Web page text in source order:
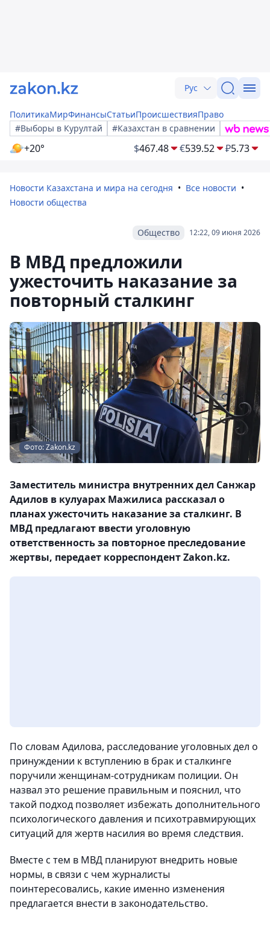
Рус
ПолитикаМирФинансыСтатьиПроисшествияПраво
#Выборы в Курултай
#Казахстан в сравнении
+20° $467.48 €539.52 ₽5.73
Новости Казахстана и мира на сегодня
Все новости
Новости общества
12:22, 09 июня 2026
Общество
В МВД предложили
ужесточить наказание за
повторный сталкинг
Фото: Zakon.kz
Заместитель министра внутренних дел Санжар
Адилов в кулуарах Мажилиса рассказал о
планах ужесточить наказание за сталкинг. В
МВД предлагают ввести уголовную
ответственность за повторное преследование
жертвы, передает корреспондент Zakon.kz.
По словам Адилова, расследование уголовных дел о
принуждении к вступлению в брак и сталкинге
поручили женщинам-сотрудникам полиции. Он
назвал это решение правильным и пояснил, что
такой подход позволяет избежать дополнительного
психологического давления и психотравмирующих
ситуаций для жертв насилия во время следствия.
Вместе с тем в МВД планируют внедрить новые
нормы, в связи с чем журналисты
поинтересовались, какие именно изменения
предлагается внести в законодательство.